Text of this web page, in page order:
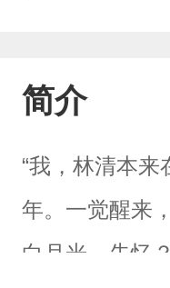
简介
“我，林清本
年。一觉醒来
白月光，失忆